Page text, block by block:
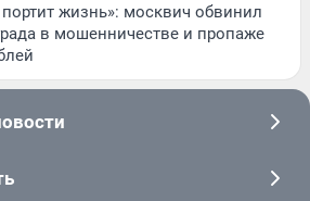
жизнь»: москвич обвинил
в мошенничестве и пропаже